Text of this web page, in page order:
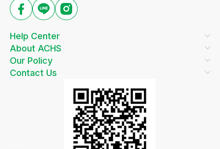
Help Center
About ACHS
Our Policy
Contact Us